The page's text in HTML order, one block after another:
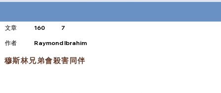
文章 160 7
​作者 Raymond Ibrahim
穆斯林兄弟會殺害同伴